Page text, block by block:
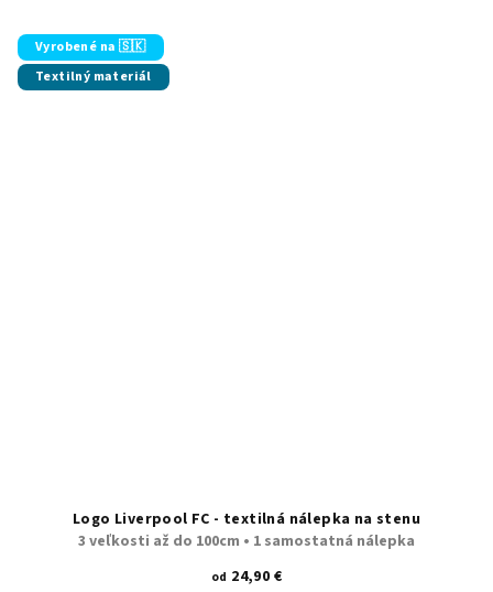
Vyrobené na 🇸🇰
Textilný materiál
Logo Liverpool FC - textilná nálepka na stenu
3 veľkosti až do 100cm • 1 samostatná nálepka
od 24,90 €